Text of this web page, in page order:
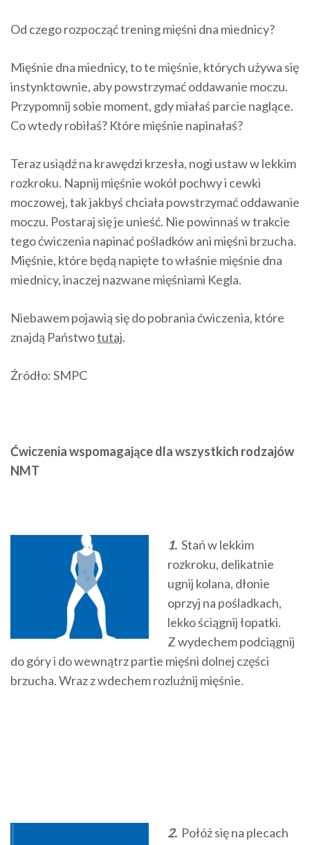
Od czego rozpocząć trening mięśni dna miednicy?
Mięśnie dna miednicy, to te mięśnie, których używa się
instynktownie, aby powstrzymać oddawanie moczu.
Przypomnij sobie moment, gdy miałaś parcie naglące.
Co wtedy robiłaś? Które mięśnie napinałaś?
Teraz usiądź na krawędzi krzesła, nogi ustaw w lekkim
rozkroku. Napnij mięśnie wokół pochwy i cewki
moczowej, tak jakbyś chciała powstrzymać oddawanie
moczu. Postaraj się je unieść. Nie powinnaś w trakcie
tego ćwiczenia napinać pośladków ani mięśni brzucha.
Mięśnie, które będą napięte to właśnie mięśnie dna
miednicy, inaczej nazwane mięśniami Kegla.
Niebawem pojawią się do pobrania ćwiczenia, które
znajdą Państwotutaj.
Źródło: SMPC
Ćwiczenia wspomagające dla wszystkich rodzajów
NMT
1. Stań w lekkim
rozkroku, delikatnie
ugnij kolana, dłonie
oprzyj na pośladkach,
lekko ściągnij łopatki.
Z wydechem podciągnij
do góry i do wewnątrz partie mięśni dolnej części
brzucha. Wraz z wdechem rozluźnij mięśnie.
2. Połóż się na plecach